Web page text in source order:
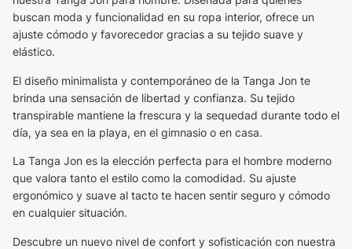
buscan moda y funcionalidad en su ropa interior, ofrece un
ajuste cómodo y favorecedor gracias a su tejido suave y
elástico.
El diseño minimalista y contemporáneo de la Tanga Jon te
brinda una sensación de libertad y confianza. Su tejido
transpirable mantiene la frescura y la sequedad durante todo el
día, ya sea en la playa, en el gimnasio o en casa.
La Tanga Jon es la elección perfecta para el hombre moderno
que valora tanto el estilo como la comodidad. Su ajuste
ergonómico y suave al tacto te hacen sentir seguro y cómodo
en cualquier situación.
Descubre un nuevo nivel de confort y sofisticación con nuestra